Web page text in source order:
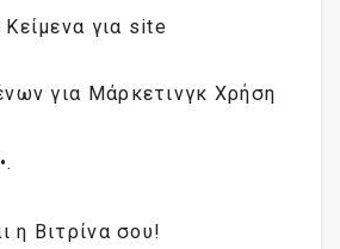
για site
για Μάρκετινγκ Χρήση
η Βιτρίνα σου!